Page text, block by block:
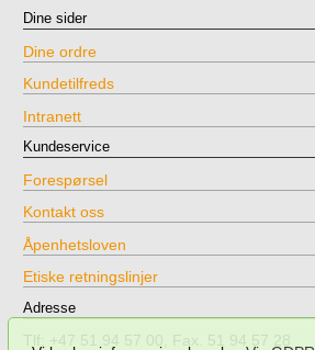
Dine sider
Dine ordre
Kundetilfreds
Intranett
Kundeservice
Forespørsel
Kontakt oss
Åpenhetsloven
Etiske retningslinjer
Adresse
Tlf: +47 51 94 57 00, Fax. 51 94 57 28